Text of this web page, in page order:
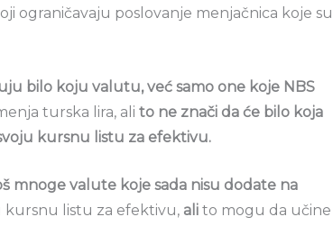
ograničavaju poslovanje menjačnica koje su
bilo koju valutu, već samo one koje NBS
turska lira, ali to ne znači da će bilo koja
kursnu listu za efektivu.
mnoge valute koje sada nisu dodate na
kursnu listu za efektivu, ali to mogu da učine